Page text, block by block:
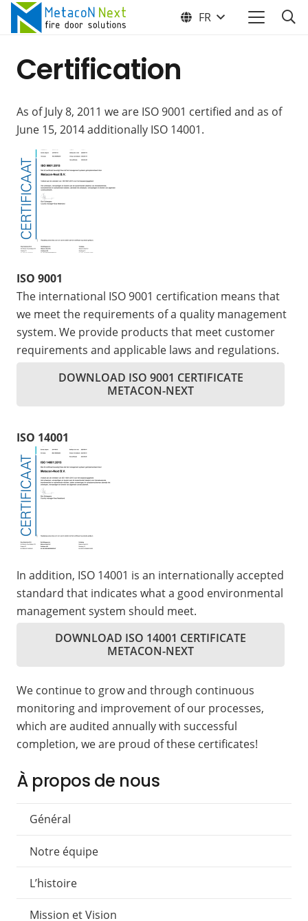
FR
Certification
As of July 8, 2011 we are ISO 9001 certified and as of
June 15, 2014 additionally ISO 14001.
ISO 9001
The international ISO 9001 certification means that
we meet the requirements of a quality management
system. We provide products that meet customer
requirements and applicable laws and regulations.
DOWNLOAD ISO 9001 CERTIFICATE
METACON-NEXT
ISO 14001
In addition, ISO 14001 is an internationally accepted
standard that indicates what a good environmental
management system should meet.
DOWNLOAD ISO 14001 CERTIFICATE
METACON-NEXT
We continue to grow and through continuous
monitoring and improvement of our processes,
which are audited annually with successful
completion, we are proud of these certificates!
À propos de nous
Général
Notre équipe
L’histoire
Mission et Vision